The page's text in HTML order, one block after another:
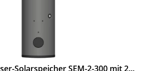
Solarspeicher SEM-2-300 mit 2...